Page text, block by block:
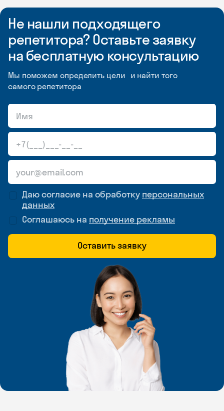
Не нашли подходящего
репетитора? Оставьте заявку
на бесплатную консультацию
Мы поможем определить цели и найти того
самого репетитора
Даю согласие на обработку персональных
данных
Соглашаюсь на получение рекламы
Оставить заявку